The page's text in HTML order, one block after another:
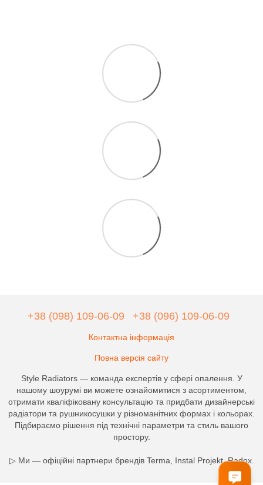
+38 (098) 109-06-09 +38 (096) 109-06-09
Контактна інформація
Повна версія сайту
Style Radiators — команда експертів у сфері опалення. У
нашому шоурумі ви можете ознайомитися з асортиментом,
отримати кваліфіковану консультацію та придбати дизайнерські
радіатори та рушникосушки у різноманітних формах і кольорах.
Підбираємо рішення під технічні параметри та стиль вашого
простору.
▷ Ми — офіційні партнери брендів Terma, Instal Projekt, Radox.